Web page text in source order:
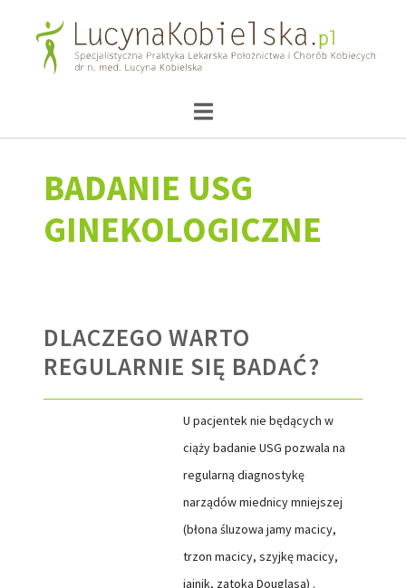
BADANIE USG
GINEKOLOGICZNE
DLACZEGO WARTO
REGULARNIE SIĘ BADAĆ?
U pacjentek nie będących w
ciąży badanie USG pozwala na
regularną diagnostykę
narządów miednicy mniejszej
(błona śluzowa jamy macicy,
trzon macicy, szyjkę macicy,
jajnik, zatoka Douglasa) .